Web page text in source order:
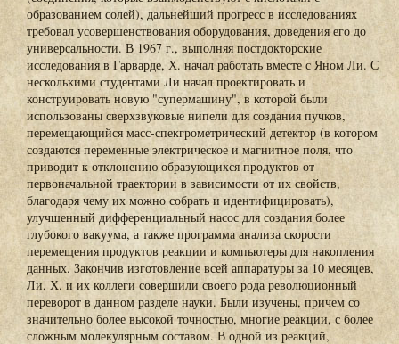
образованием солей), дальнейший прогресс в исследованиях
требовал усовершенствования оборудования, доведения его до
универсальности. В 1967 г., выполняя постдокторские
исследования в Гарварде, Х. начал работать вместе с Яном Ли. С
несколькими студентами Ли начал проектировать и
конструировать новую "супермашину", в которой были
использованы сверхзвуковые нипели для создания пучков,
перемещающийся масс-спекгрометрический детектор (в котором
создаются переменные электрическое и магнитное поля, что
приводит к отклонению образующихся продуктов от
первоначальной траектории в зависимости от их свойств,
благодаря чему их можно собрать и идентифицировать),
улучшенный дифференциальный насос для создания более
глубокого вакуума, а также программа анализа скорости
перемещения продуктов реакции и компьютеры для накопления
данных. Закончив изготовление всей аппаратуры за 10 месяцев,
Ли, Х. и их коллеги совершили своего рода революционный
переворот в данном разделе науки. Были изучены, причем со
значительно более высокой точностью, многие реакции, с более
сложным молекулярным составом. В одной из реакций,